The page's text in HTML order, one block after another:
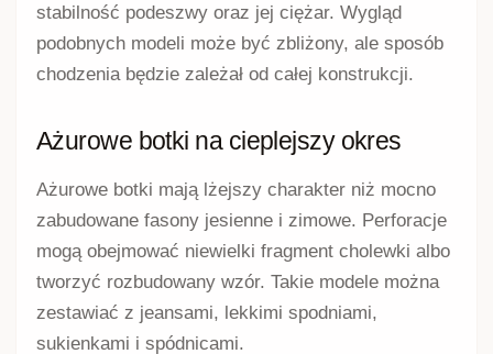
stabilność podeszwy oraz jej ciężar. Wygląd
podobnych modeli może być zbliżony, ale sposób
chodzenia będzie zależał od całej konstrukcji.
Ażurowe botki na cieplejszy okres
Ażurowe botki mają lżejszy charakter niż mocno
zabudowane fasony jesienne i zimowe. Perforacje
mogą obejmować niewielki fragment cholewki albo
tworzyć rozbudowany wzór. Takie modele można
zestawiać z jeansami, lekkimi spodniami,
sukienkami i spódnicami.